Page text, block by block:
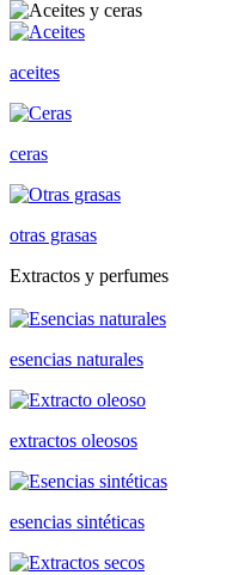
aceites
ceras
otras grasas
Extractos y perfumes
esencias naturales
extractos oleosos
esencias sintéticas